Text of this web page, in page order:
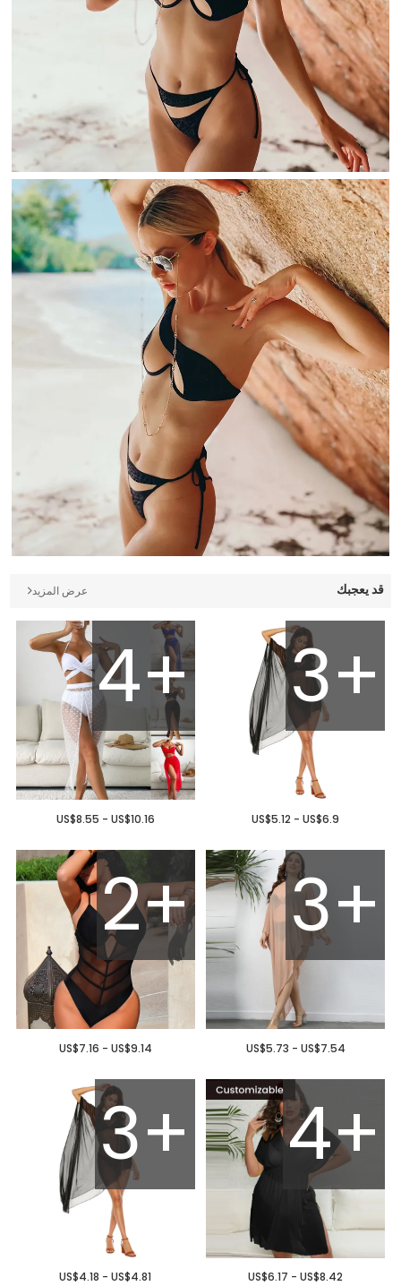
قد يعجبك عرض المزيد
3+
US$5.12 - US$6.9
4+
US$8.55 - US$10.16
3+
US$5.73 - US$7.54
2+
US$7.16 - US$9.14
4+
US$6.17 - US$8.42
3+
US$4.18 - US$4.81